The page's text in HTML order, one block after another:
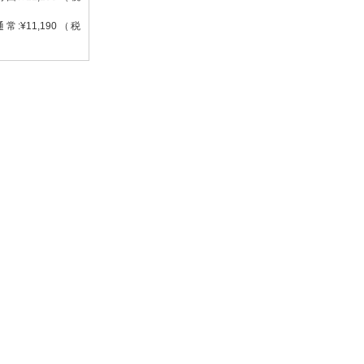
常:¥11,190（税